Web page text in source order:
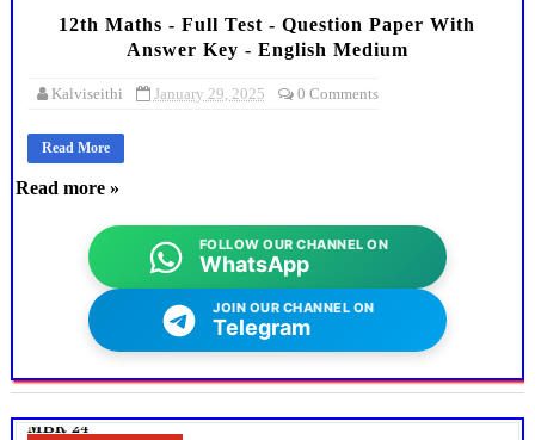
12th Maths - Full Test - Question Paper With
Answer Key - English Medium
Kalviseithi January 29, 2025 0 Comments
Read More
Read more »
FOLLOW OUR CHANNEL ON
WhatsApp
JOIN OUR CHANNEL ON
Telegram